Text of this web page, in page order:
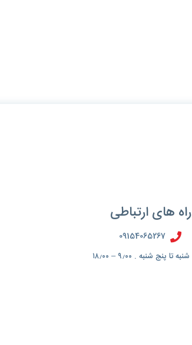
راه های ارتباطی
09154065267
شنبه تا پنج شنبه . ۹٫۰۰ – ۱۸٫۰۰